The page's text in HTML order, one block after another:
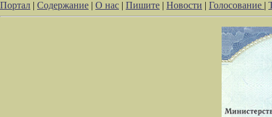
Портал | Содержание | О нас | Пишите | Новости | Голосование |